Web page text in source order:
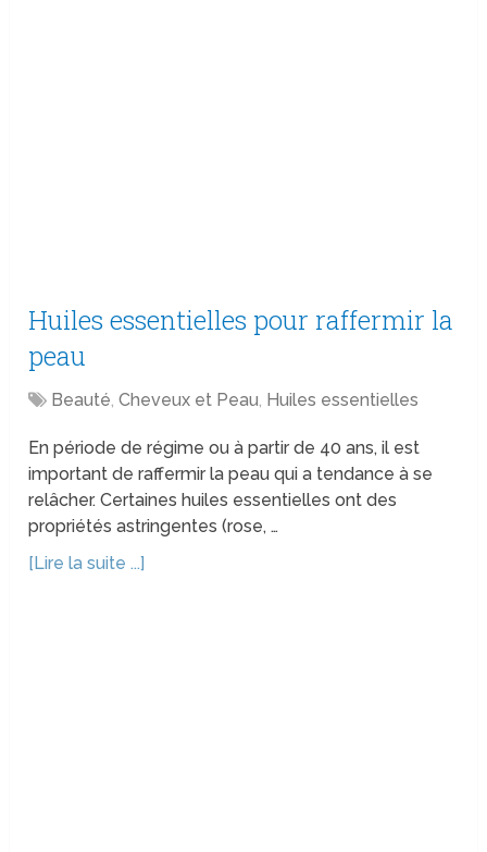
Huiles essentielles pour raffermir la
peau
Beauté,Cheveux et Peau, Huiles essentielles
En période de régime ou à partir de 40 ans, il est
important de raffermir la peau qui a tendance à se
relâcher. Certaines huiles essentielles ont des
propriétés astringentes (rose, …
[Lire la suite ...]